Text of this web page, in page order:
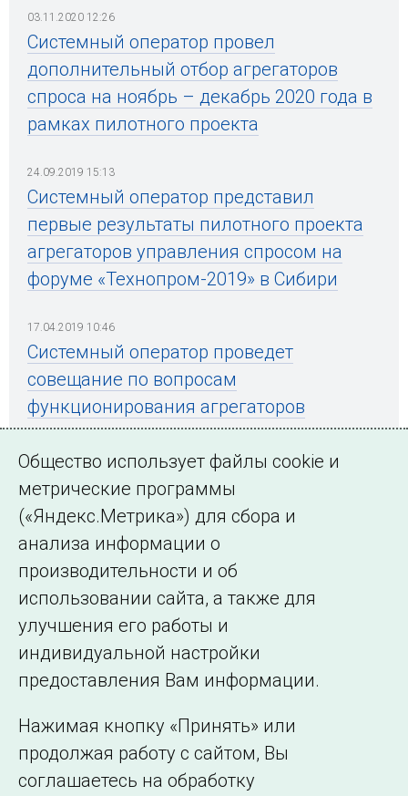
03.11.2020 12:26
Системный оператор провел
дополнительный отбор агрегаторов
спроса на ноябрь – декабрь 2020 года в
рамках пилотного проекта
24.09.2019 15:13
Системный оператор представил
первые результаты пилотного проекта
агрегаторов управления спросом на
форуме «Технопром-2019» в Сибири
17.04.2019 10:46
Системный оператор проведет
совещание по вопросам
функционирования агрегаторов
управления спросом на электроэнергию
← Все публикации
Подписаться на новости
©2005–2026 АО «СО ЕЭС»
Филиалы и
представительства
Сведения об
образовательной
организации
Общество использует файлы cookie и
метрические программы
(«Яндекс.Метрика») для сбора и
анализа информации о
производительности и об
использовании сайта, а также для
улучшения его работы и
индивидуальной настройки
предоставления Вам информации.
Нажимая кнопку «Принять» или
продолжая работу с сайтом, Вы
соглашаетесь на обработку